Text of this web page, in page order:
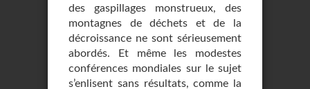
des gaspillages monstrueux, des
montagnes de déchets et de la
décroissance ne sont sérieusement
abordés. Et même les modestes
conférences mondiales sur le sujet
s’enlisent sans résultats, comme la